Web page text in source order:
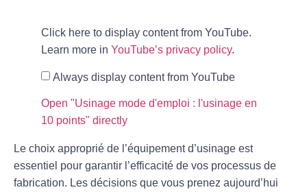
Click here to display content from YouTube.
Learn more in YouTube’s privacy policy.
Always display content from YouTube
Open "Usinage mode d'emploi : l'usinage en
10 points" directly
Le choix approprié de l’équipement d’usinage est
essentiel pour garantir l’efficacité de vos processus de
fabrication. Les décisions que vous prenez aujourd’hui